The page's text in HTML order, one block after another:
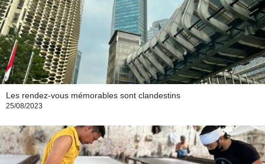
Les rendez-vous mémorables sont clandestins
25/08/2023